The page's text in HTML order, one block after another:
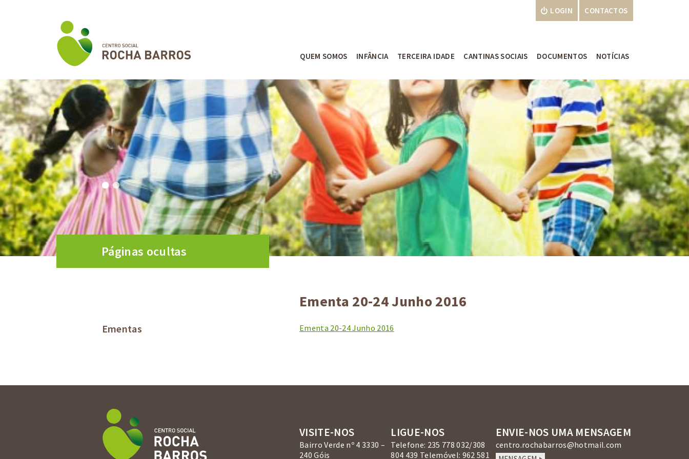
QUEM SOMOS INFÂNCIA TERCEIRA IDADE CANTINAS SOCIAIS DOCUMENTOS NOTÍCIAS
LOGIN CONTACTOS
Páginas ocultas
Ementas
Ementa 20-24 Junho 2016
Ementa 20-24 Junho 2016
VISITE-NOS
Bairro Verde nº 4 3330 –
240 Góis
LIGUE-NOS
Telefone: 235 778 032/308
804 439 Telemóvel: 962 581
ENVIE-NOS UMA MENSAGEM
centro.rochabarros@hotmail.com